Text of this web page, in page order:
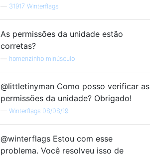
— 31917 Winterflags
As permissões da unidade estão
corretas?
homenzinho minúsculo
@littletinyman Como posso verificar as
permissões da unidade? Obrigado!
— Winterflags 08/08/19
@winterflags Estou com esse
problema. Você resolveu isso de